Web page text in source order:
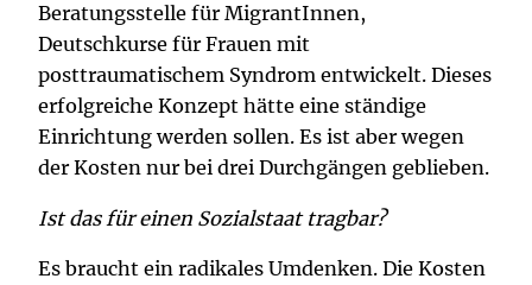
Beratungsstelle für MigrantInnen,
Deutschkurse für Frauen mit
posttraumatischem Syndrom entwickelt. Dieses
erfolgreiche Konzept hätte eine ständige
Einrichtung werden sollen. Es ist aber wegen
der Kosten nur bei drei Durchgängen geblieben.
Ist das für einen Sozialstaat tragbar?
Es braucht ein radikales Umdenken. Die Kosten